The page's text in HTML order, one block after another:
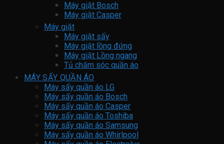
Máy giặt Bosch
Máy giặt Casper
Máy giặt
Máy giặt sấy
Máy giặt lồng đứng
Máy giặt Lồng ngang
Tủ chăm sóc quần áo
MÁY SẤY QUẦN ÁO
Máy sấy quần áo LG
Máy sấy quần áo Bosch
Máy sấy quần áo Casper
Máy sấy quần áo Toshiba
Máy sấy quần áo Samsung
Máy sấy quần áo Whirlpool